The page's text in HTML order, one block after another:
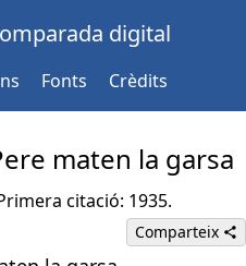
digital
Fonts Crèdits
maten la garsa
citació: 1935.
Comparteix